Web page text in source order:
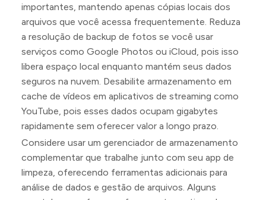
importantes, mantendo apenas cópias locais dos
arquivos que você acessa frequentemente. Reduza
a resolução de backup de fotos se você usar
serviços como Google Photos ou iCloud, pois isso
libera espaço local enquanto mantém seus dados
seguros na nuvem. Desabilite armazenamento em
cache de vídeos em aplicativos de streaming como
YouTube, pois esses dados ocupam gigabytes
rapidamente sem oferecer valor a longo prazo.
Considere usar um gerenciador de armazenamento
complementar que trabalhe junto com seu app de
limpeza, oferecendo ferramentas adicionais para
análise de dados e gestão de arquivos. Alguns